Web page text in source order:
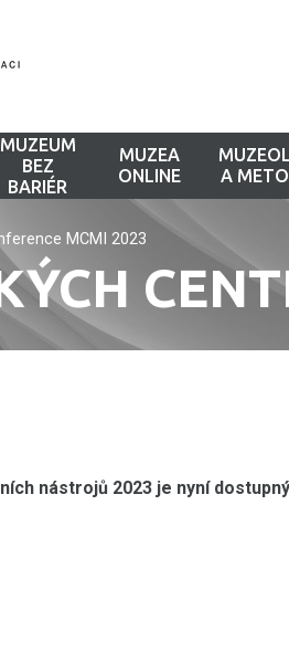
MUZEUM
BEZ
BARIÉR
MUZEA
ONLINE
A
MCMI 2023
nástrojů 2023 je nyní dostupný